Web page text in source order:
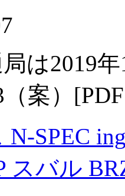
は2019
（案）
N-SPEC
スバル